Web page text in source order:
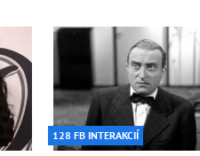
128 FB INTERAKCIÍ